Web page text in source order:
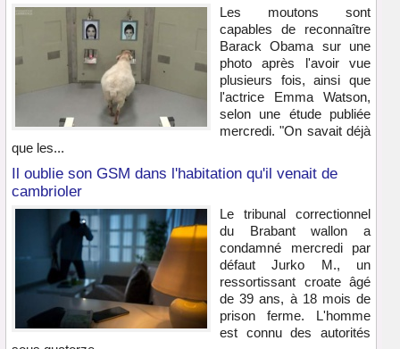
Les moutons sont
capables de reconnaître
Barack Obama sur une
photo après l'avoir vue
plusieurs fois, ainsi que
l'actrice Emma Watson,
selon une étude publiée
mercredi. "On savait déjà
que les...
Il oublie son GSM dans l'habitation qu'il venait de
cambrioler
Le tribunal correctionnel
du Brabant wallon a
condamné mercredi par
défaut Jurko M., un
ressortissant croate âgé
de 39 ans, à 18 mois de
prison ferme. L'homme
est connu des autorités